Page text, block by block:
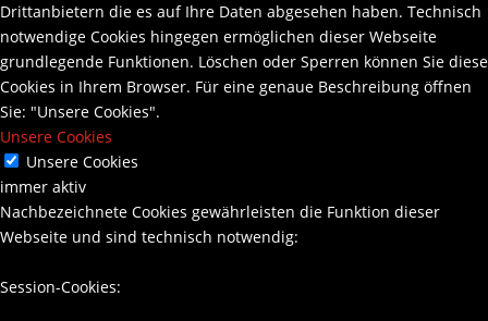
Drittanbietern die es auf Ihre Daten abgesehen haben. Technisch
notwendige Cookies hingegen ermöglichen dieser Webseite
grundlegende Funktionen. Löschen oder Sperren können Sie diese
Cookies in Ihrem Browser. Für eine genaue Beschreibung öffnen
Sie: "Unsere Cookies".
Unsere Cookies
Unsere Cookies
immer aktiv
Nachbezeichnete Cookies gewährleisten die Funktion dieser
Webseite und sind technisch notwendig:
Session-Cookies: